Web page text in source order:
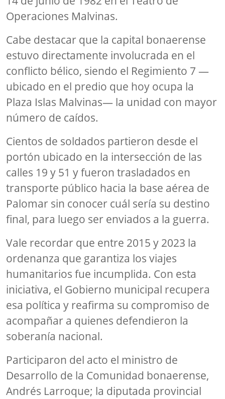
Operaciones Malvinas.
Cabe destacar que la capital bonaerense
estuvo directamente involucrada en el
conflicto bélico, siendo el Regimiento 7 —
ubicado en el predio que hoy ocupa la
Plaza Islas Malvinas— la unidad con mayor
número de caídos.
Cientos de soldados partieron desde el
portón ubicado en la intersección de las
calles 19 y 51 y fueron trasladados en
transporte público hacia la base aérea de
Palomar sin conocer cuál sería su destino
final, para luego ser enviados a la guerra.
Vale recordar que entre 2015 y 2023 la
ordenanza que garantiza los viajes
humanitarios fue incumplida. Con esta
iniciativa, el Gobierno municipal recupera
esa política y reafirma su compromiso de
acompañar a quienes defendieron la
soberanía nacional.
Participaron del acto el ministro de
Desarrollo de la Comunidad bonaerense,
Andrés Larroque; la diputada provincial